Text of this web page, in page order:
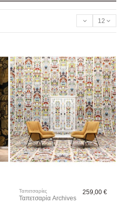
12
Ταπετσαρίες
Ταπετσαρία Archives
259,00 €